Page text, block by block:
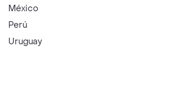
México
Perú
Uruguay